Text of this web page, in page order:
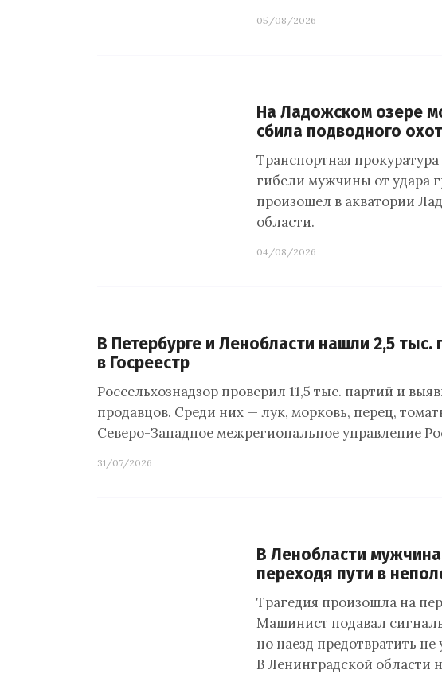
05/08/2026
На Ладожском озере
сбила подводного
Транспортная
гибели мужчины от удара
произошел в акватории
области.
04/08/2026
В Петербурге и Ленобласти нашли 2,5 тыс.
в Госреестр
Россельхознадзор проверил 11,5 тыс. партий и
продавцов. Среди них — лук, морковь, перец,
Северо-Западное межрегиональное управление
31/07/2026
В Ленобласти
переходя пути в
Трагедия произошла на
Машинист подавал
но наезд предотвратить
В Ленинградской области